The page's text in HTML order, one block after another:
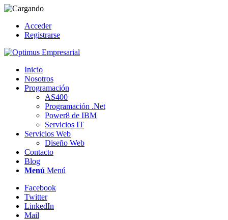
Acceder
Registrarse
Inicio
Nosotros
Programación
AS400
Programación .Net
Power8 de IBM
Servicios IT
Servicios Web
Diseño Web
Contacto
Blog
Menú Menú
Facebook
Twitter
LinkedIn
Mail